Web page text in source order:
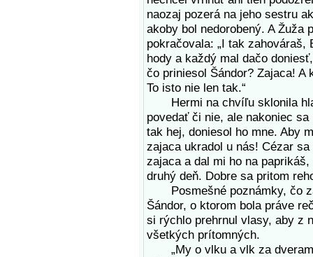
naozaj pozerá na jeho sestru
akoby bol nedorobený. A Žuža
pokračovala: „I tak
hody a každý mal dačo
čo priniesol Šándor? Zajaca!
To isto nie len tak.“
Hermi na chvíľu sklonila
povedať či nie, ale nakoniec
tak hej, doniesol ho mne. Aby
zajaca ukradol u nás! Cézar
zajaca a dal mi ho na
druhý deň. Dobre sa pritom
Posmešné poznámky, čo
Šándor, o ktorom bola práve
si rýchlo prehrnul vlasy, aby z
všetkých prítomných.
„My o vlku a vlk za